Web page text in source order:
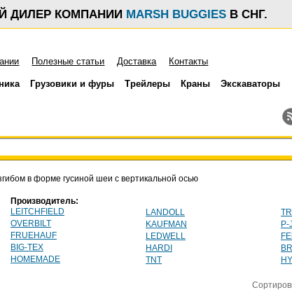
ДИЛЕР КОМПАНИИ MARSH BUGGIES В СНГ.
Полезные статьи Доставка Контакты
Грузовики и фуры Трейлеры Краны Экскаваторы
в форме гусиной шеи с вертикальной осью
Производитель:
LEITCHFIELD
OVERBILT
FRUEHAUF
BIG-TEX
HOMEMADE
LANDOLL
KAUFMAN
LEDWELL
HARDI
TNT
P-